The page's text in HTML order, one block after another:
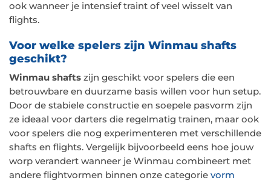
ook wanneer je intensief traint of veel wisselt van
flights.
Voor welke spelers zijn Winmau shafts
geschikt?
Winmau shafts zijn geschikt voor spelers die een
betrouwbare en duurzame basis willen voor hun setup.
Door de stabiele constructie en soepele pasvorm zijn
ze ideaal voor darters die regelmatig trainen, maar ook
voor spelers die nog experimenteren met verschillende
shafts en flights. Vergelijk bijvoorbeeld eens hoe jouw
worp verandert wanneer je Winmau combineert met
andere flightvormen binnen onze categorie vorm